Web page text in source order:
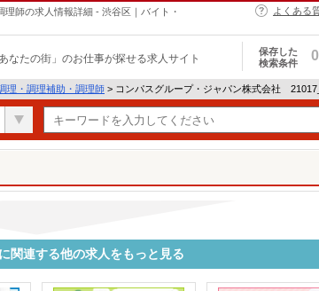
師の求人情報詳細 - 渋谷区｜バイト・
よくある
あなたの街」のお仕事が探せる求人サイト
保存した
検索条件
0
理・調理補助・調理師 > コンパスグループ・ジャパン株式会社
関連する他の求人をもっと見る